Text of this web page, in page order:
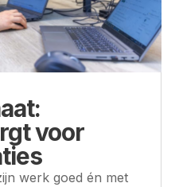
voor
werk goed én met